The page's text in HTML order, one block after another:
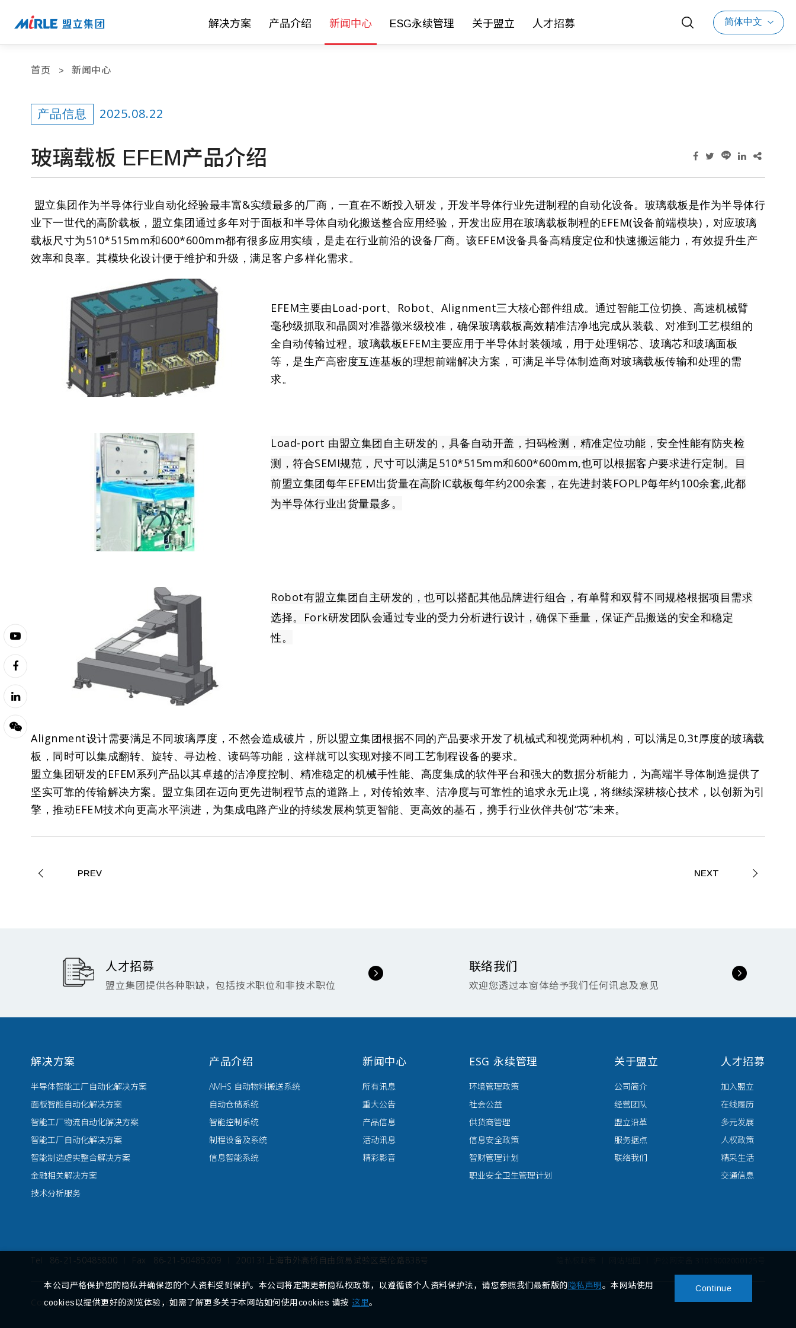
解决方案 产品介绍 新闻中心 ESG永续管理 关于盟立 人才招募 简体中文
首页 新闻中心
产品信息 2025.08.22
玻璃载板 EFEM产品介绍
盟立集团作为半导体行业自动化经验最丰富&实绩最多的厂商，一直在不断投入研发，开发半导体行业先进制程的自动化设备。玻璃载板是作为半导体行
业下一世代的高阶载板，盟立集团通过多年对于面板和半导体自动化搬送整合应用经验，开发出应用在玻璃载板制程的EFEM(设备前端模块)，对应玻璃
载板尺寸为510*515mm和600*600mm都有很多应用实绩，是走在行业前沿的设备厂商。该EFEM设备具备高精度定位和快速搬运能力，有效提升生产
效率和良率。其模块化设计便于维护和升级，满足客户多样化需求。
EFEM主要由Load-port、Robot、Alignment三大核心部件组成。通过智能工位切换、高速机械臂
毫秒级抓取和晶圆对准器微米级校准，确保玻璃载板高效精准洁净地完成从装载、对准到工艺模组的
全自动传输过程。玻璃载板EFEM主要应用于半导体封装领域，用于处理铜芯、玻璃芯和玻璃面板
等，是生产高密度互连基板的理想前端解决方案，可满足半导体制造商对玻璃载板传输和处理的需
求。
Load-port 由盟立集团自主研发的，具备自动开盖，扫码检测，精准定位功能，安全性能有防夹检
测，符合SEMI规范，尺寸可以满足510*515mm和600*600mm,也可以根据客户要求进行定制。目
前盟立集团每年EFEM出货量在高阶IC载板每年约200余套，在先进封装FOPLP每年约100余套,此都
为半导体行业出货量最多。
Robot有盟立集团自主研发的，也可以搭配其他品牌进行组合，有单臂和双臂不同规格根据项目需求
选择。Fork研发团队会通过专业的受力分析进行设计，确保下垂量，保证产品搬送的安全和稳定
性。
Alignment设计需要满足不同玻璃厚度，不然会造成破片，所以盟立集团根据不同的产品要求开发了机械式和视觉两种机构，可以满足0,3t厚度的玻璃载
板，同时可以集成翻转、旋转、寻边检、读码等功能，这样就可以实现对接不同工艺制程设备的要求。
盟立集团研发的EFEM系列产品以其卓越的洁净度控制、精准稳定的机械手性能、高度集成的软件平台和强大的数据分析能力，为高端半导体制造提供了
坚实可靠的传输解决方案。盟立集团在迈向更先进制程节点的道路上，对传输效率、洁净度与可靠性的追求永无止境，将继续深耕核心技术，以创新为引
擎，推动EFEM技术向更高水平演进，为集成电路产业的持续发展构筑更智能、更高效的基石，携手行业伙伴共创“芯”未来。
PREV NEXT
人才招募
盟立集团提供各种职缺，包括技术职位和非技术职位
联络我们
欢迎您透过本窗体给予我们任何讯息及意见
解决方案
半导体智能工厂自动化解决方案
面板智能自动化解决方案
智能工厂物流自动化解决方案
智能工厂自动化解决方案
智能制造虚实整合解决方案
金融相关解决方案
技术分析服务
产品介绍
AMHS 自动物料搬送系统
自动仓储系统
智能控制系统
制程设备及系统
信息智能系统
新闻中心
所有讯息
重大公告
产品信息
活动讯息
精彩影音
ESG 永续管理
环境管理政策
社会公益
供货商管理
信息安全政策
智财管理计划
职业安全卫生管理计划
关于盟立
公司简介
经营团队
盟立沿革
服务据点
联络我们
人才招募
加入盟立
在线履历
多元发展
人权政策
精采生活
交通信息
Tel 86-21-50485800 Fax 86-21-50485209 200131上海市外高桥自由贸易试验区英伦路838号
Copyright © 盟立集团. All rights reserved.
本公司严格保护您的隐私并确保您的个人资料受到保护。本公司将定期更新隐私权政策，以遵循该个人资料保护法，请您参照我们最新版的隐私声明。本网站使用
cookies以提供更好的浏览体验，如需了解更多关于本网站如何使用cookies 请按 这里。
Continue